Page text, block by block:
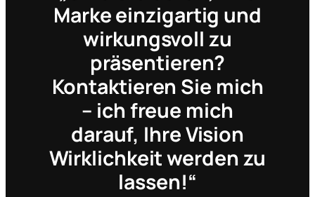
Marke einzigartig und
wirkungsvoll zu
präsentieren?
Kontaktieren Sie mich
– ich freue mich
darauf, Ihre Vision
Wirklichkeit werden zu
lassen!“